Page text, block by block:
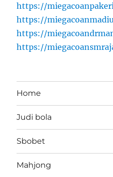
https://
https://
https://
https://
Home
Judi bola
Sbobet
Mahjong